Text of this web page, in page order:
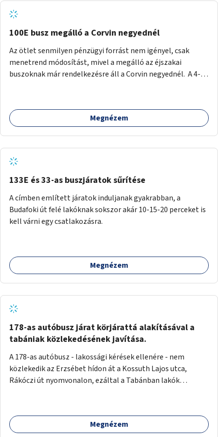
tud állni a megállóba. A környéken a tömegközlekedés
csúcsidőben már most is fullos, a Bosnyák téri beruházások
befejeztével hatványozódni fog az utazási igény.
100E busz megálló a Corvin negyednél
Az ötlet senmilyen pénzügyi forrást nem igényel, csak
menetrend módosítást, mivel a megálló az éjszakai
buszoknak már rendelkezésre áll a Corvin negyednél. A 4-es
ha a 100E reptéri busz a Corvin negyed metrómegállónál is
megállna - főleg éjjel, amikor a metró nem jár, és a 200E
nem hosszabbítaná meg sokkal, a 4-6 vonalán lakóknak
viszont a Kálvin tér-Corvin negyed utat megspórolva 10-15
perccel rövidítheti az utazási idejét.
Megnézem
133E és 33-as buszjáratok sűrítése
A címben említett járatok induljanak gyakrabban, a
Budafoki út felé lakóknak sokszor akár 10-15-20 perceket is
kell várni egy csatlakozásra.
Megnézem
178-as autóbusz járat körjárattá alakításával a
tabániak közlekedésének javítása.
A 178-as autóbusz - lakossági kérések ellenére - nem
közlekedik az Erzsébet hídon át a Kossuth Lajos utca,
Rákóczi út nyomvonalon, ezáltal a Tabánban lakók
járattal feljutni a Naphegyre, ahol iskola és óvoda is van a
körzetben élők számára. Megoldás lenne, ha a 178-as
Megnézem